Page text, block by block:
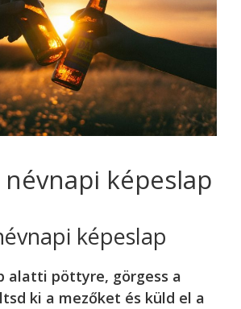
képeslap
képeslap
alatti pöttyre, görgess a
ki a mezőket és küld el a